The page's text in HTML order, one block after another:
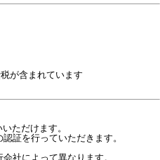
が含まれています
ただけます。
証を行っていただきます。
社によって異なります。